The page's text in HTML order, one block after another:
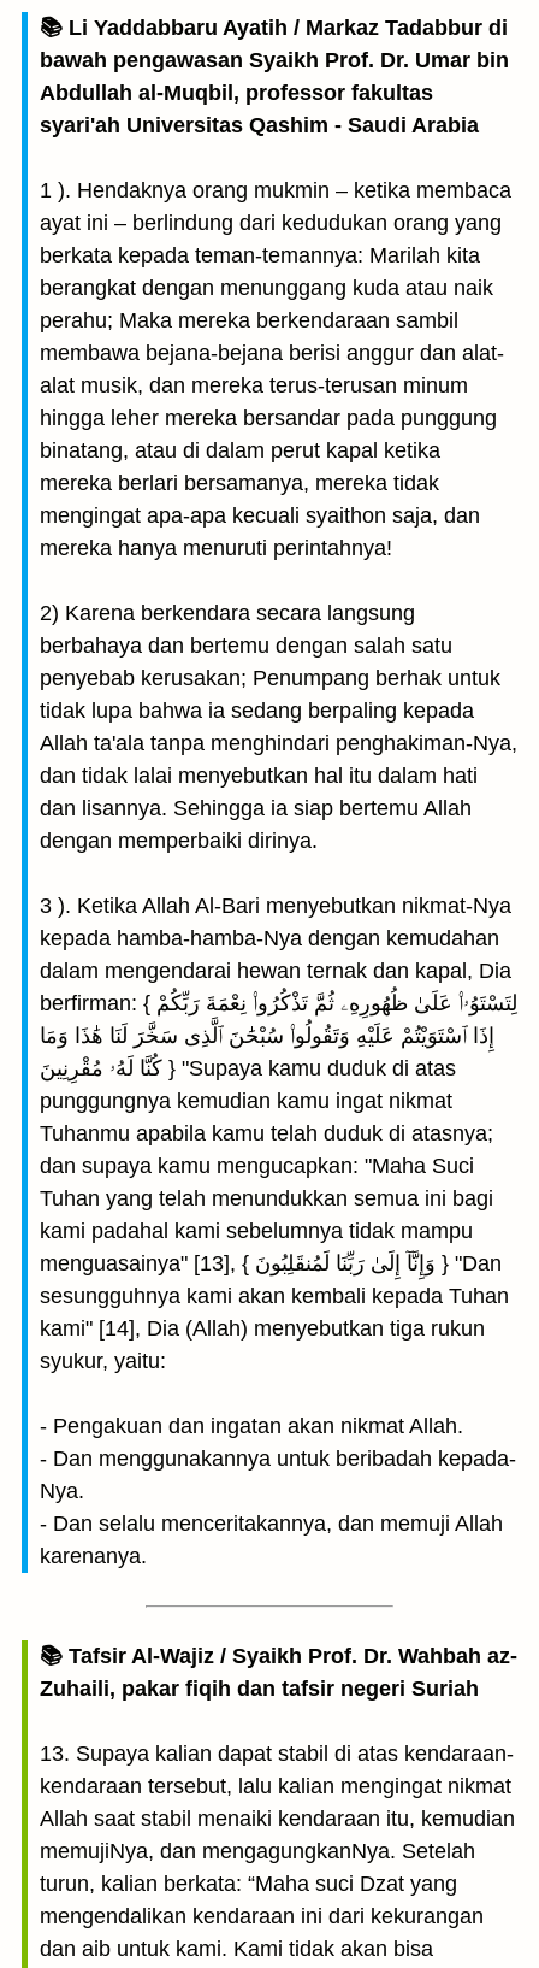
📚 Li Yaddabbaru Ayatih / Markaz Tadabbur di
bawah pengawasan Syaikh Prof. Dr. Umar bin
Abdullah al-Muqbil, professor fakultas
syari'ah Universitas Qashim - Saudi Arabia
1 ). Hendaknya orang mukmin – ketika membaca
ayat ini – berlindung dari kedudukan orang yang
berkata kepada teman-temannya: Marilah kita
berangkat dengan menunggang kuda atau naik
perahu; Maka mereka berkendaraan sambil
membawa bejana-bejana berisi anggur dan alat-
alat musik, dan mereka terus-terusan minum
hingga leher mereka bersandar pada punggung
binatang, atau di dalam perut kapal ketika
mereka berlari bersamanya, mereka tidak
mengingat apa-apa kecuali syaithon saja, dan
mereka hanya menuruti perintahnya!
2) Karena berkendara secara langsung
berbahaya dan bertemu dengan salah satu
penyebab kerusakan; Penumpang berhak untuk
tidak lupa bahwa ia sedang berpaling kepada
Allah ta'ala tanpa menghindari penghakiman-Nya,
dan tidak lalai menyebutkan hal itu dalam hati
dan lisannya. Sehingga ia siap bertemu Allah
dengan memperbaiki dirinya.
3 ). Ketika Allah Al-Bari menyebutkan nikmat-Nya
kepada hamba-hamba-Nya dengan kemudahan
dalam mengendarai hewan ternak dan kapal, Dia
berfirman: { لِتَسْتَوُۥا۟ عَلَىٰ ظُهُورِهِۦ ثُمَّ تَذْكُرُوا۟ نِعْمَةَ رَبِّكُمْ
إِذَا ٱسْتَوَيْتُمْ عَلَيْهِ وَتَقُولُوا۟ سُبْحَٰنَ ٱلَّذِى سَخَّرَ لَنَا هَٰذَا وَمَا
كُنَّا لَهُۥ مُقْرِنِينَ } "Supaya kamu duduk di atas
punggungnya kemudian kamu ingat nikmat
Tuhanmu apabila kamu telah duduk di atasnya;
dan supaya kamu mengucapkan: "Maha Suci
Tuhan yang telah menundukkan semua ini bagi
kami padahal kami sebelumnya tidak mampu
menguasainya" [13], { وَإِنَّآ إِلَىٰ رَبِّنَا لَمُنقَلِبُونَ } "Dan
sesungguhnya kami akan kembali kepada Tuhan
kami" [14], Dia (Allah) menyebutkan tiga rukun
syukur, yaitu:
- Pengakuan dan ingatan akan nikmat Allah.
- Dan menggunakannya untuk beribadah kepada-
Nya.
- Dan selalu menceritakannya, dan memuji Allah
karenanya.
📚 Tafsir Al-Wajiz / Syaikh Prof. Dr. Wahbah az-
Zuhaili, pakar fiqih dan tafsir negeri Suriah
13. Supaya kalian dapat stabil di atas kendaraan-
kendaraan tersebut, lalu kalian mengingat nikmat
Allah saat stabil menaiki kendaraan itu, kemudian
memujiNya, dan mengagungkanNya. Setelah
turun, kalian berkata: “Maha suci Dzat yang
mengendalikan kendaraan ini dari kekurangan
dan aib untuk kami. Kami tidak akan bisa